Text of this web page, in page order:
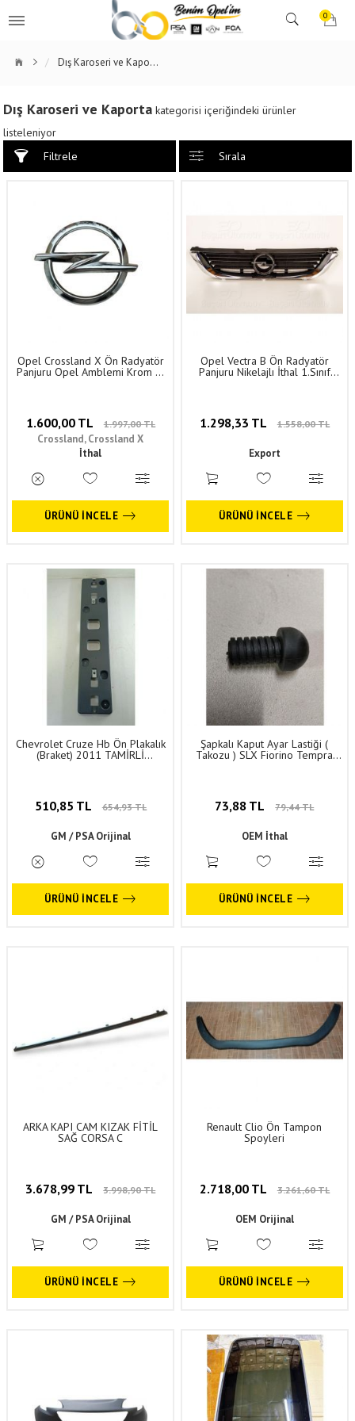
0
Dış Karoseri ve Kaporta
Dış Karoseri ve Kaporta kategorisi içeriğindeki ürünler
listeleniyor
Filtrele
Sırala
Opel Crossland X Ön Radyatör
Panjuru Opel Amblemi Krom 1.
1.600,00 TL 1.997,00 TL
Crossland, Crossland X
İthal
ÜRÜNÜ İNCELE
Opel Vectra B Ön Radyatör
Panjuru Nikelajlı İthal 1.Sınıf
Kalite 6320031
1.298,33 TL 1.558,00 TL
Export
ÜRÜNÜ İNCELE
Chevrolet Cruze Hb Ön Plakalık
(Braket) 2011 TAMİRLİ
96832930 - 95473219
510,85 TL 654,93 TL
GM / PSA Orijinal
ÜRÜNÜ İNCELE
Şapkalı Kaput Ayar Lastiği (
Takozu ) SLX Fiorino Tempra
73,88 TL 79,44 TL
OEM İthal
ÜRÜNÜ İNCELE
ARKA KAPI CAM KIZAK FİTİL
SAĞ CORSA C
3.678,99 TL 3.998,90 TL
GM / PSA Orijinal
ÜRÜNÜ İNCELE
Renault Clio Ön Tampon
Spoyleri
2.718,00 TL 3.261,60 TL
OEM Orijinal
ÜRÜNÜ İNCELE